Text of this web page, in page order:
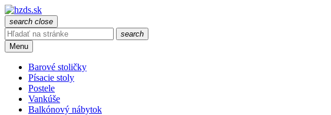
search close
search
Menu
Barové stoličky
Písacie stoly
Postele
Vankúše
Balkónový nábytok